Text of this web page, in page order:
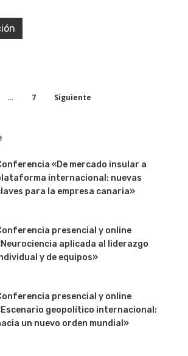
… 7 Siguiente
«De mercado insular a
internacional: nuevas
para la empresa canaria»
presencial y online
aplicada al liderazgo
y de equipos»
presencial y online
geopolítico internacional:
un nuevo orden mundial»